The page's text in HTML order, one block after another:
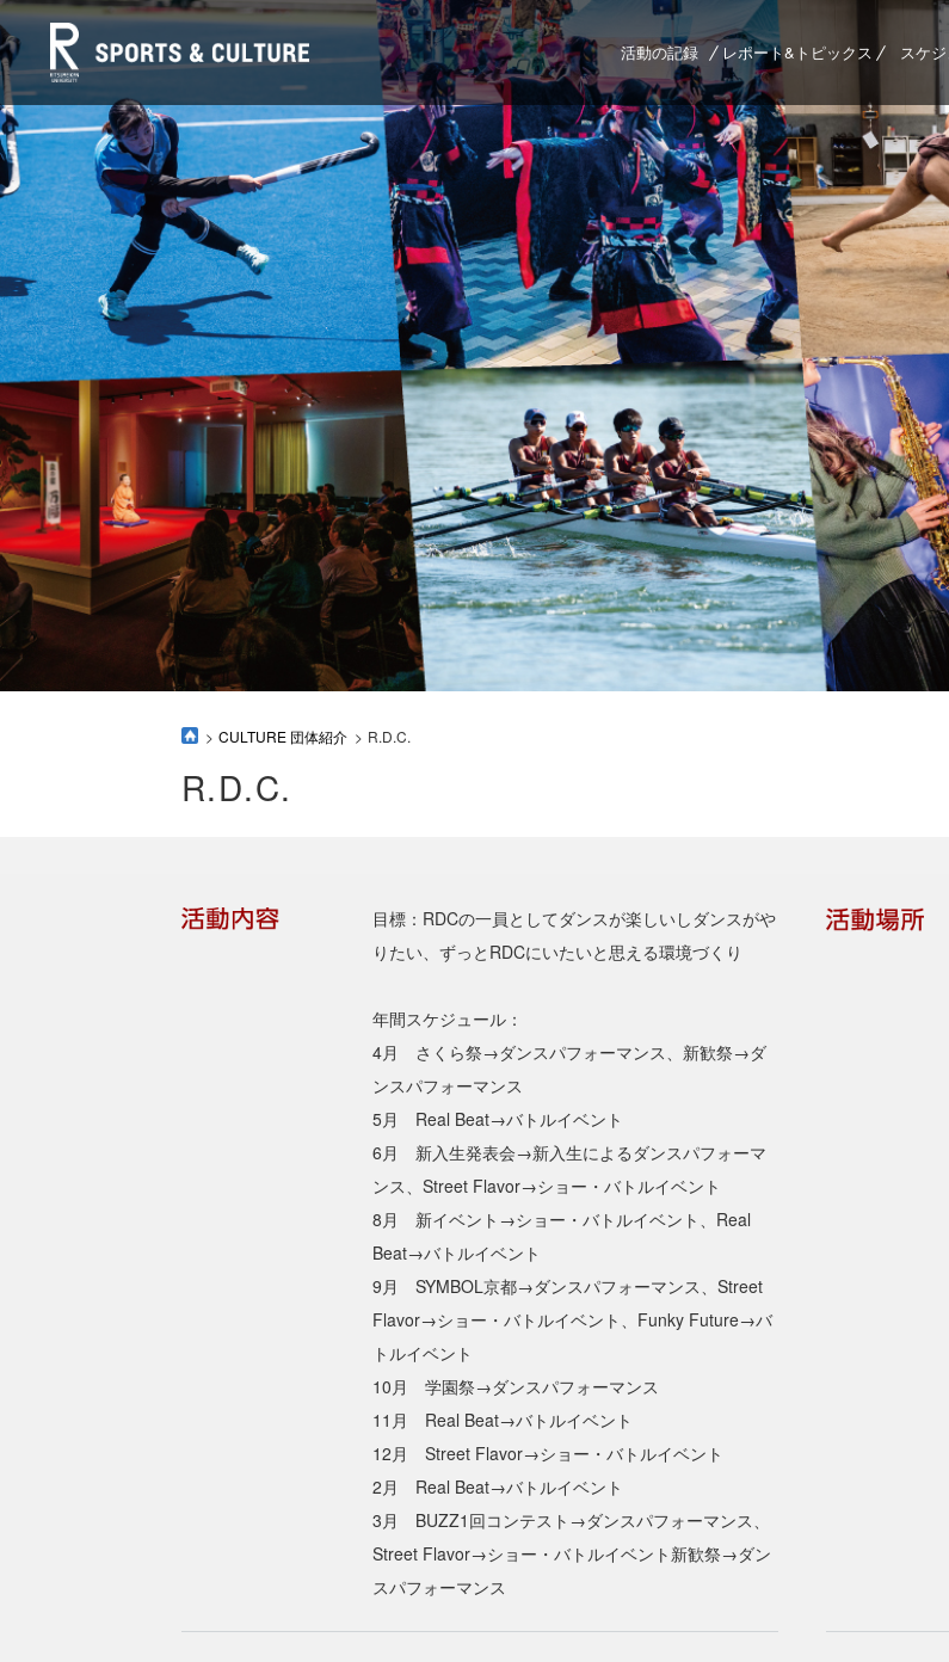
活動の記録 レポート&トピックス スケ
CULTURE 団体紹介 R.D.C.
R.D.C.
目標：RDCの一員としてダンスが楽しいしダンスがや
りたい、ずっとRDCにいたいと思える環境づくり
年間スケジュール：
4月 さくら祭→ダンスパフォーマンス、新歓祭→ダ
ンスパフォーマンス
5月 Real Beat→バトルイベント
6月 新入生発表会→新入生によるダンスパフォーマ
ンス、Street Flavor→ショー・バトルイベント
8月 新イベント→ショー・バトルイベント、Real
Beat→バトルイベント
9月 SYMBOL京都→ダンスパフォーマンス、Street
Flavor→ショー・バトルイベント、Funky Future→バ
トルイベント
10月 学園祭→ダンスパフォーマンス
11月 Real Beat→バトルイベント
12月 Street Flavor→ショー・バトルイベント
2月 Real Beat→バトルイベント
3月 BUZZ1回コンテスト→ダンスパフォーマンス、
Street Flavor→ショー・バトルイベント新歓祭→ダン
スパフォーマンス